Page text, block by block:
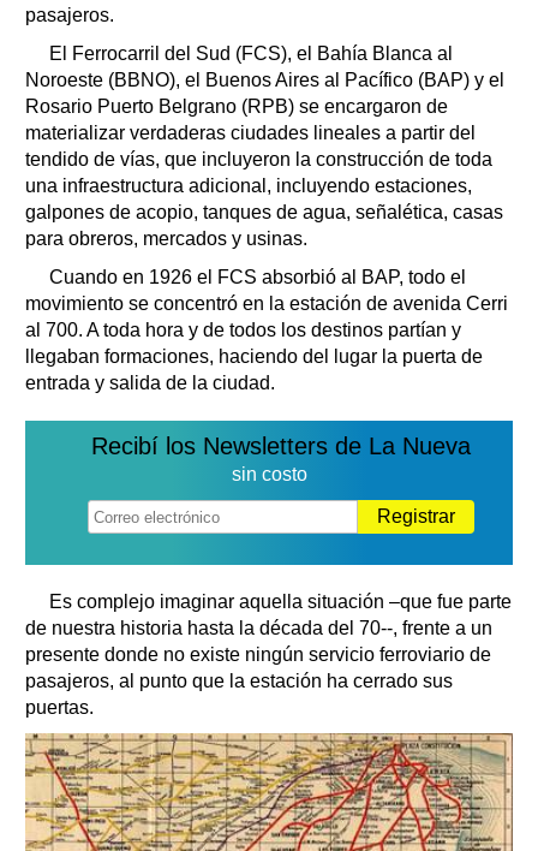
pasajeros.
El Ferrocarril del Sud (FCS), el Bahía Blanca al
Noroeste (BBNO), el Buenos Aires al Pacífico (BAP) y el
Rosario Puerto Belgrano (RPB) se encargaron de
materializar verdaderas ciudades lineales a partir del
tendido de vías, que incluyeron la construcción de toda
una infraestructura adicional, incluyendo estaciones,
galpones de acopio, tanques de agua, señalética, casas
para obreros, mercados y usinas.
Cuando en 1926 el FCS absorbió al BAP, todo el
movimiento se concentró en la estación de avenida Cerri
al 700. A toda hora y de todos los destinos partían y
llegaban formaciones, haciendo del lugar la puerta de
entrada y salida de la ciudad.
Recibí los Newsletters de La Nueva
sin costo
Registrar
Es complejo imaginar aquella situación –que fue parte
de nuestra historia hasta la década del 70--, frente a un
presente donde no existe ningún servicio ferroviario de
pasajeros, al punto que la estación ha cerrado sus
puertas.